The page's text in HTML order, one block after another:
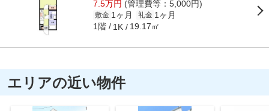
7.5万円 (管理費等：5,000円)
敷金 1ヶ月 礼金 1ヶ月
1階 1K 19.17㎡
エリアの近い物件